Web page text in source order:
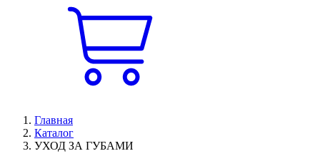
Главная
Каталог
УХОД ЗА ГУБАМИ